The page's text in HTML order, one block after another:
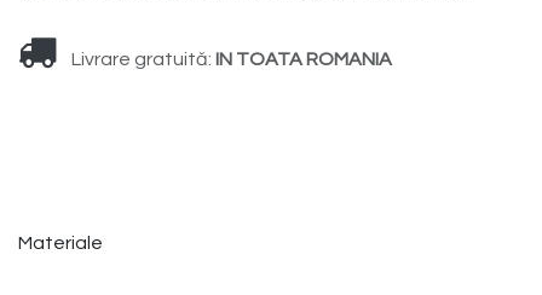
Livrare gratuită: IN TOATA ROMANIA
Materiale